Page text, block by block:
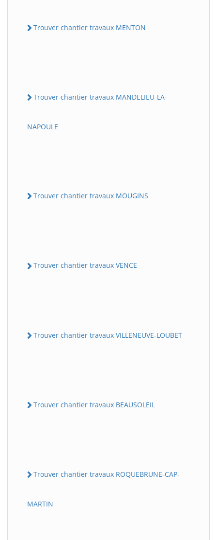
Trouver chantier travaux MENTON
Trouver chantier travaux MANDELIEU-LA-
NAPOULE
Trouver chantier travaux MOUGINS
Trouver chantier travaux VENCE
Trouver chantier travaux VILLENEUVE-LOUBET
Trouver chantier travaux BEAUSOLEIL
Trouver chantier travaux ROQUEBRUNE-CAP-
MARTIN